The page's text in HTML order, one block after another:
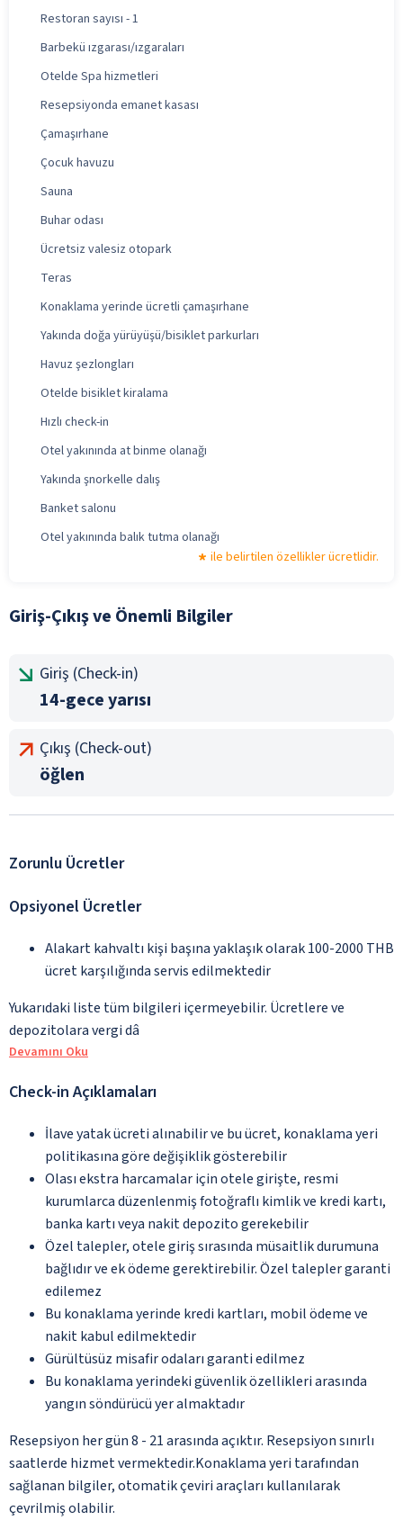
Restoran sayısı - 1
Barbekü ızgarası/ızgaraları
Otelde Spa hizmetleri
Resepsiyonda emanet kasası
Çamaşırhane
Çocuk havuzu
Sauna
Buhar odası
Ücretsiz valesiz otopark
Teras
Konaklama yerinde ücretli çamaşırhane
Yakında doğa yürüyüşü/bisiklet parkurları
Havuz şezlongları
Otelde bisiklet kiralama
Hızlı check-in
Otel yakınında at binme olanağı
Yakında şnorkelle dalış
Banket salonu
Otel yakınında balık tutma olanağı
ile belirtilen özellikler ücretlidir.
Giriş-Çıkış ve Önemli Bilgiler
Giriş (Check-in)
14-gece yarısı
Çıkış (Check-out)
öğlen
Zorunlu Ücretler
Opsiyonel Ücretler
Alakart kahvaltı kişi başına yaklaşık olarak 100-2000 THB
ücret karşılığında servis edilmektedir
Yukarıdaki liste tüm bilgileri içermeyebilir. Ücretlere ve
depozitolara vergi dâ
Devamını Oku
Check-in Açıklamaları
İlave yatak ücreti alınabilir ve bu ücret, konaklama yeri
politikasına göre değişiklik gösterebilir
Olası ekstra harcamalar için otele girişte, resmi
kurumlarca düzenlenmiş fotoğraflı kimlik ve kredi kartı,
banka kartı veya nakit depozito gerekebilir
Özel talepler, otele giriş sırasında müsaitlik durumuna
bağlıdır ve ek ödeme gerektirebilir. Özel talepler garanti
edilemez
Bu konaklama yerinde kredi kartları, mobil ödeme ve
nakit kabul edilmektedir
Gürültüsüz misafir odaları garanti edilmez
Bu konaklama yerindeki güvenlik özellikleri arasında
yangın söndürücü yer almaktadır
Resepsiyon her gün 8 - 21 arasında açıktır. Resepsiyon sınırlı
saatlerde hizmet vermektedir.Konaklama yeri tarafından
sağlanan bilgiler, otomatik çeviri araçları kullanılarak
çevrilmiş olabilir.